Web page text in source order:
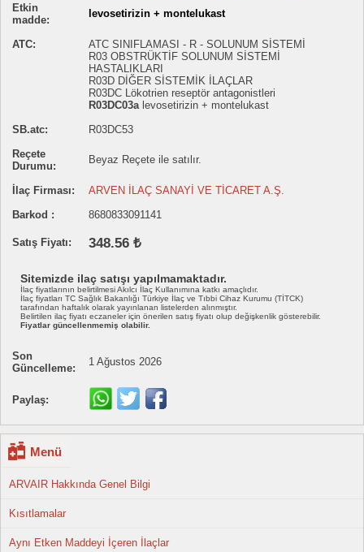
Etkin
madde:
levosetirizin + montelukast
ATC:
ATC SINIFLAMASI - R - SOLUNUM SİSTEMİ
R03 OBSTRÜKTİF SOLUNUM SİSTEMİ
HASTALIKLARI
R03D DİĞER SİSTEMİK İLAÇLAR
R03DC Lökotrien reseptör antagonistleri
R03DC03a levosetirizin + montelukast
SB.atc:
R03DC53
Reçete
Durumu:
Beyaz Reçete ile satılır.
İlaç Firması:
ARVEN İLAÇ SANAYİ VE TİCARET A.Ş.
Barkod :
8680833091141
Satış Fiyatı: 348.56 ₺
Sitemizde ilaç satışı yapılmamaktadır.
İlaç fiyatlarının belirtilmesi Akılcı İlaç Kullanımına katkı amaçlıdır.
İlaç fiyatları TC Sağlık Bakanlığı Türkiye İlaç ve Tıbbi Cihaz Kurumu (TİTCK)
tarafından haftalık olarak yayınlanan listelerden alınmıştır.
Belirtilen ilaç fiyatı eczaneler için önerilen satış fiyatı olup değişkenlik gösterebilir.
Fiyatlar güncellenmemiş olabilir.
Son
Güncelleme:
1 Ağustos 2026
Paylaş:
Menü
ARVAIR Hakkında Genel Bilgi
Kısıtlamalar
Aynı Etken Maddeyi İçeren İlaçlar